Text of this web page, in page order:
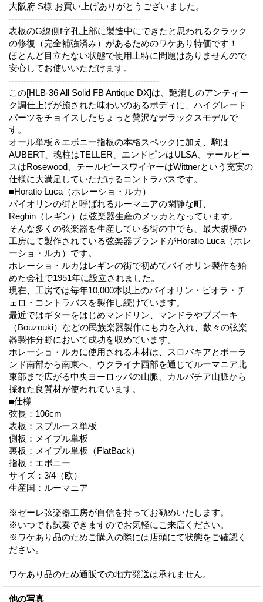
大阪府 S様 お買い上げありがとうございました。
---------------------------------------------
表板のG線側f字孔上部に製造中にできたと思われるクラック
の修復（完全補強済み）があるためのワケあり特価です！
ほとんど目立たない状態で使用上特に問題はありませんので
安心してお使いいただけます。
---------------------------------------------------
この[HLB-36 All Solid FB Antique DX]は、艶消しのアンティー
ク調仕上げが施された味わいのあるボディに、ハイグレード
パーツをチョイスしたちょっと贅沢なデラックスモデルで
す。
オール単板＆エボニー指板の本格スペックに加え、駒は
AUBERT、魂柱はTELLER、エンドピンはULSA、テールピー
スはRosewood、テールピースワイヤーはWittnerという充実の
仕様に大満足していただけるコントラバスです。
■Horatio Luca（ホレーショ・ルカ）
バイオリンの街と呼ばれるルーマニアの閑静な町、
Reghin（レギン）は弦楽器生産のメッカとなっています。
そんな多くの弦楽器を生産している街の中でも、最大規模の
工房にて製作されている弦楽器ブランドがHoratio Luca（ホレ
ーショ・ルカ）です。
ホレーショ・ルカはレギンの街で初めてバイオリン製作を始
めた会社で1951年に設立されました。
現在、工房では毎年10,000本以上のバイオリン・ビオラ・チ
ェロ・コントラバスを製作し続けています。
最近ではギターをはじめマンドリン、マンドラやブズーキ
（Bouzouki）などの民族楽器製作にも力を入れ、数々の弦楽
器製作分野において成功を収めています。
ホレーショ・ルカに使用される木材は、スロバキアとポーラ
ンド南部から南東へ、ウクライナ西部を通じてルーマニア北
東部まで広がる中央ヨーロッパの山脈、カルパチア山脈から
採れた良質材が使われています。
■仕様
弦長：106cm
表板：スプルース単板
側板：メイプル単板
裏板：メイプル単板（FlatBack）
指板：エボニー
サイズ：3/4（欧）
生産国：ルーマニア
※ゼーレ弦楽器工房が自信を持ってお勧めいたします。
※いつでも試奏できますのでお気軽にご来店ください。
※ワケあり品のためご購入の際には店頭にて状態をご確認く
ださい。
ワケあり品のため通販での地方発送は承れません。
他の写真